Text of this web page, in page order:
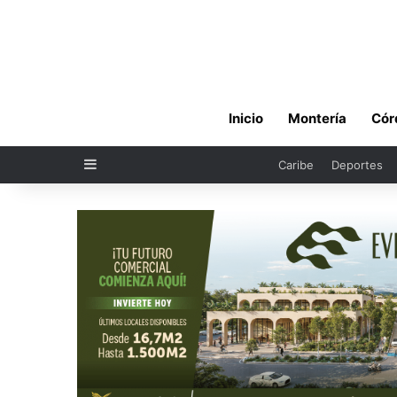
Inicio Montería
Sidebar Caribe Deportes